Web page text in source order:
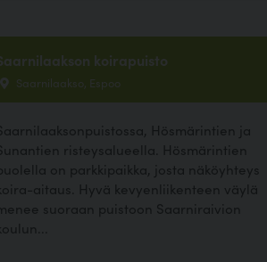
koirapuisto
Saarnilaakso, Espoo
Hösmärintien ja
risteysalueella. Hösmärintien
puolella on parkkipaikka, josta näköyhteys
koira-aitaus. Hyvä kevyenliikenteen väylä
menee suoraan puistoon Saarniraivion
koulun...